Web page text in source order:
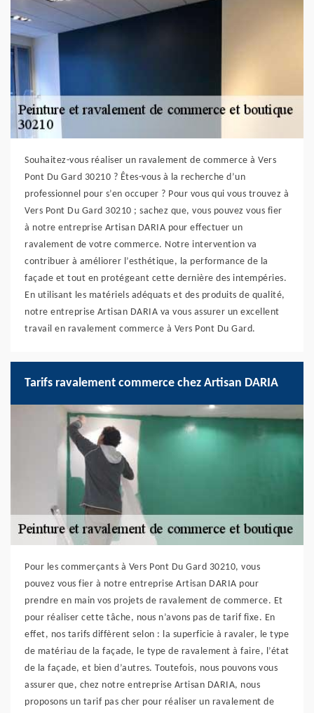
Souhaitez-vous réaliser un ravalement de commerce à Vers
Pont Du Gard 30210 ? Êtes-vous à la recherche d’un
professionnel pour s’en occuper ? Pour vous qui vous trouvez à
Vers Pont Du Gard 30210 ; sachez que, vous pouvez vous fier
à notre entreprise Artisan DARIA pour effectuer un
ravalement de votre commerce. Notre intervention va
contribuer à améliorer l’esthétique, la performance de la
façade et tout en protégeant cette dernière des intempéries.
En utilisant les matériels adéquats et des produits de qualité,
notre entreprise Artisan DARIA va vous assurer un excellent
travail en ravalement commerce à Vers Pont Du Gard.
Tarifs ravalement commerce chez Artisan DARIA
Pour les commerçants à Vers Pont Du Gard 30210, vous
pouvez vous fier à notre entreprise Artisan DARIA pour
prendre en main vos projets de ravalement de commerce. Et
pour réaliser cette tâche, nous n’avons pas de tarif fixe. En
effet, nos tarifs diffèrent selon : la superficie à ravaler, le type
de matériau de la façade, le type de ravalement à faire, l’état
de la façade, et bien d’autres. Toutefois, nous pouvons vous
assurer que, chez notre entreprise Artisan DARIA, nous
proposons un tarif pas cher pour réaliser un ravalement de